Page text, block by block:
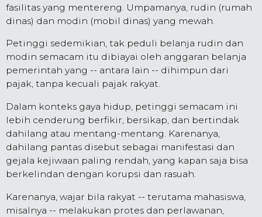
fasilitas yang mentereng. Umpamanya, rudin (rumah
dinas) dan modin (mobil dinas) yang mewah.
Petinggi sedemikian, tak peduli belanja rudin dan
modin semacam itu dibiayai oleh anggaran belanja
pemerintah yang -- antara lain -- dihimpun dari
pajak, tanpa kecuali pajak rakyat.
Dalam konteks gaya hidup, petinggi semacam ini
lebih cenderung berfikir, bersikap, dan bertindak
dahilang atau mentang-mentang. Karenanya,
dahilang pantas disebut sebagai manifestasi dan
gejala kejiwaan paling rendah, yang kapan saja bisa
berkelindan dengan korupsi dan rasuah.
Karenanya, wajar bila rakyat -- terutama mahasiswa,
misalnya -- melakukan protes dan perlawanan,